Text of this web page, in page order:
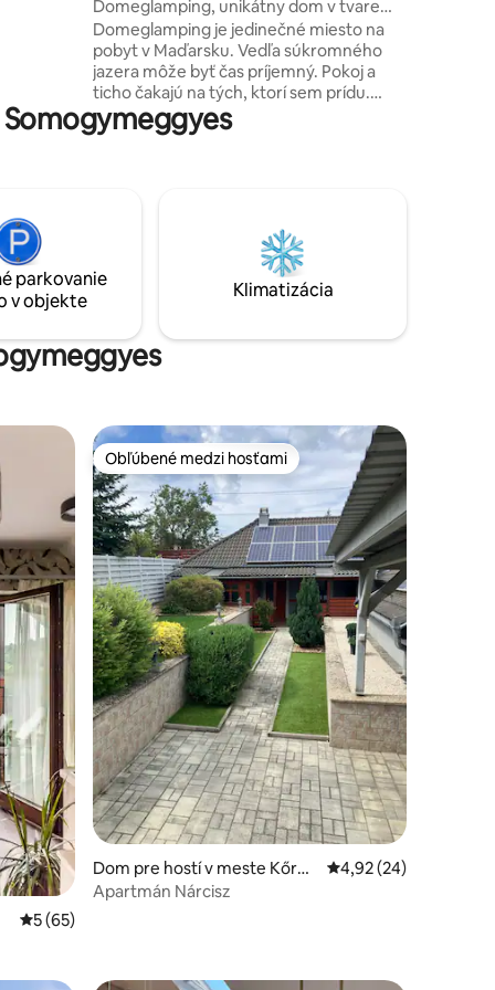
Domeglamping, unikátny dom v tvare
kupoly, súkromné rybárske jazero
Domeglamping je jedinečné miesto na
pobyt v Maďarsku. Vedľa súkromného
jazera môže byť čas príjemný. Pokoj a
ticho čakajú na tých, ktorí sem prídu.
Môžete loviť ryby , vychutnávať si zvuky
širokého sortimentu vtákov alebo
neďaleko je Siófok, prímorské letovisko
na jazere Balaton, kde je veľa zábavných
a nákupných príležitostí.
parkovanie
v objekte
Klimatizácia
77
Priemerné ohodnotenie 5 z 5, počet hodnotení: 65
5 (65)
Obľúbené medzi hosťami
Obľúbené medzi hosťami
Dom pre hostí v meste Kőrös
hegy
Priemerné
4,92 (24)
Apartmán Nárcisz